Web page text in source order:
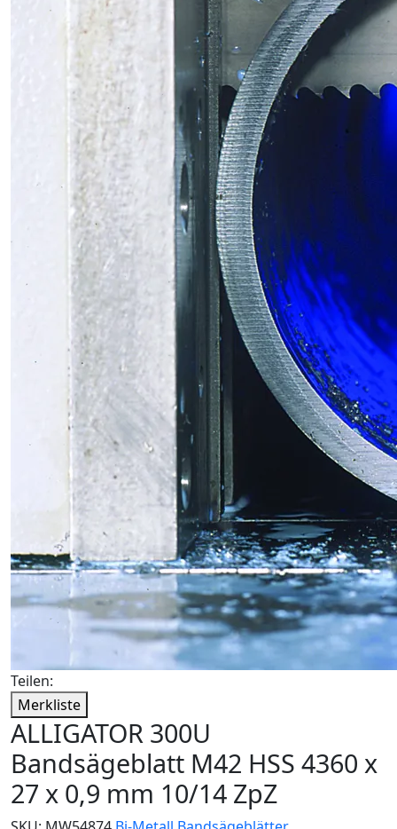
Teilen:
Merkliste
ALLIGATOR 300U
Bandsägeblatt M42 HSS 4360 x
27 x 0,9 mm 10/14 ZpZ